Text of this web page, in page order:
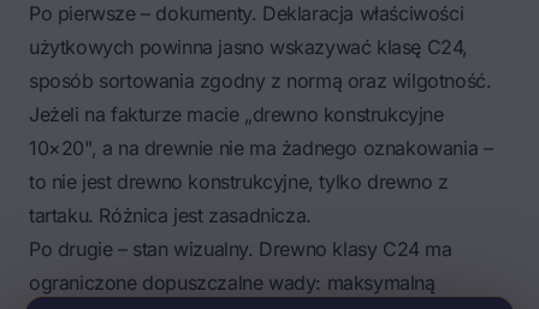
Po pierwsze – dokumenty. Deklaracja właściwości
użytkowych powinna jasno wskazywać klasę C24,
sposób sortowania zgodny z normą oraz wilgotność.
Jeżeli na fakturze macie „drewno konstrukcyjne
10×20", a na drewnie nie ma żadnego oznakowania –
to nie jest drewno konstrukcyjne, tylko drewno z
tartaku. Różnica jest zasadnicza.
Po drugie – stan wizualny. Drewno klasy C24 ma
ograniczone dopuszczalne wady: maksymalną